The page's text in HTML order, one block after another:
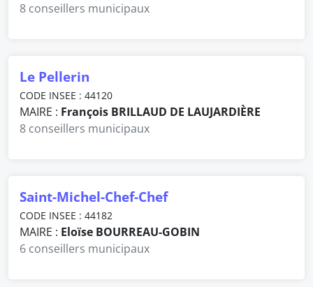
8 conseillers municipaux
Le Pellerin
CODE INSEE : 44120
MAIRE : François BRILLAUD DE LAUJARDIÈRE
8 conseillers municipaux
Saint-Michel-Chef-Chef
CODE INSEE : 44182
MAIRE : Eloïse BOURREAU-GOBIN
6 conseillers municipaux